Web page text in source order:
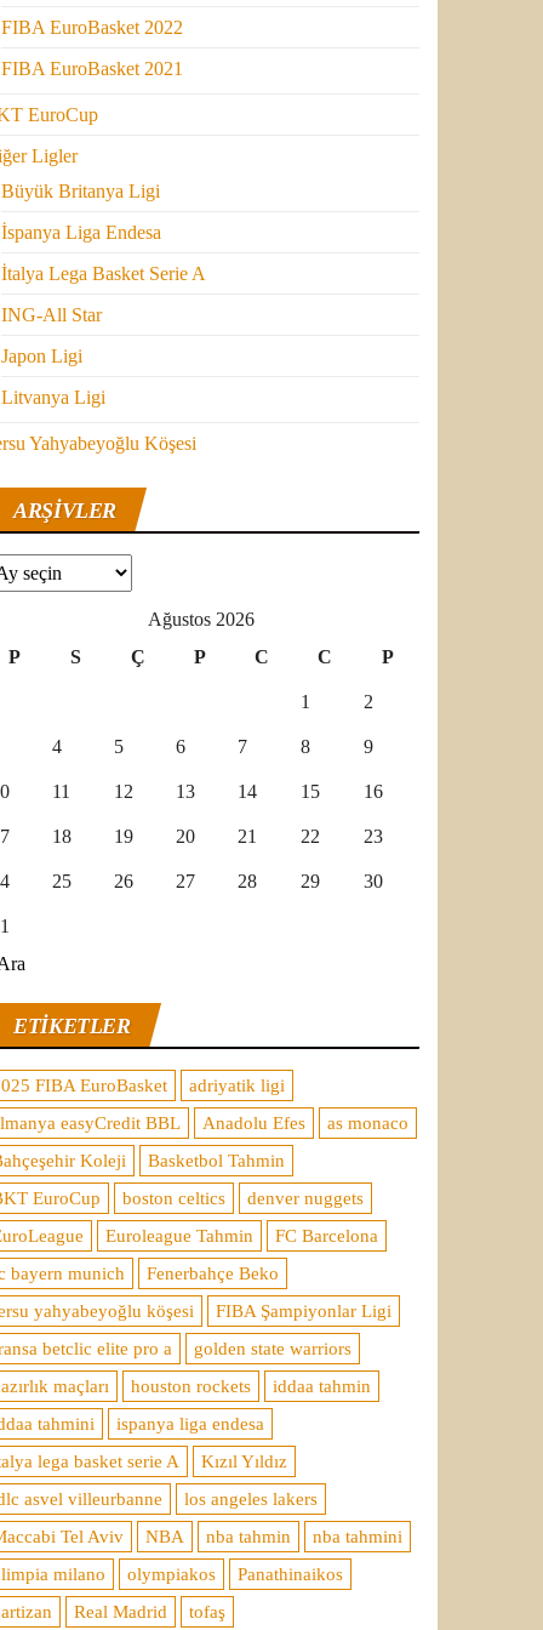
FIBA EuroBasket 2022
FIBA EuroBasket 2021
EuroCup
Ligler
Büyük Britanya Ligi
İspanya Liga Endesa
İtalya Lega Basket Serie A
ING-All Star
Japon Ligi
Litvanya Ligi
Yahyabeyoğlu Köşesi
ARŞIVLER
Ağustos 2026
P
S Ç P C C P
1 2
4 5 6 7 8 9
11 12 13 14 15 16
18 19 20 21 22 23
25 26 27 28 29 30
ETIKETLER
FIBA EuroBasket
adriyatik ligi
easyCredit BBL
Anadolu Efes
as monaco
Koleji
Basketbol Tahmin
EuroCup
boston celtics
denver nuggets
Euroleague Tahmin
FC Barcelona
bayern munich
Fenerbahçe Beko
yahyabeyoğlu köşesi
FIBA Şampiyonlar Ligi
betclic elite pro a
golden state warriors
maçları
houston rockets
iddaa tahmin
tahmini
ispanya liga endesa
lega basket serie A
Kızıl Yıldız
asvel villeurbanne
los angeles lakers
Tel Aviv
NBA nba tahmin
nba tahmini
milano
olympiakos
Panathinaikos
Real Madrid tofaş